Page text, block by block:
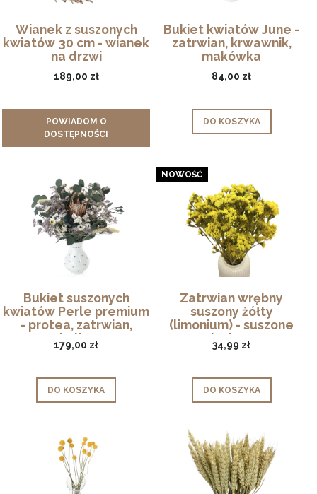
Wianek z suszonych
kwiatów 30 cm - wianek
na drzwi
189,00 zł
POWIADOM O
DOSTĘPNOŚCI
Bukiet kwiatów June -
zatrwian, krwawnik,
makówka
84,00 zł
DO KOSZYKA
Bukiet suszonych
kwiatów Perle premium
- protea, zatrwian,
eukaliptus
179,00 zł
DO KOSZYKA
Zatrwian wrębny
suszony żółty
(limonium) - suszone
kwiaty
34,99 zł
DO KOSZYKA
NOWOŚĆ